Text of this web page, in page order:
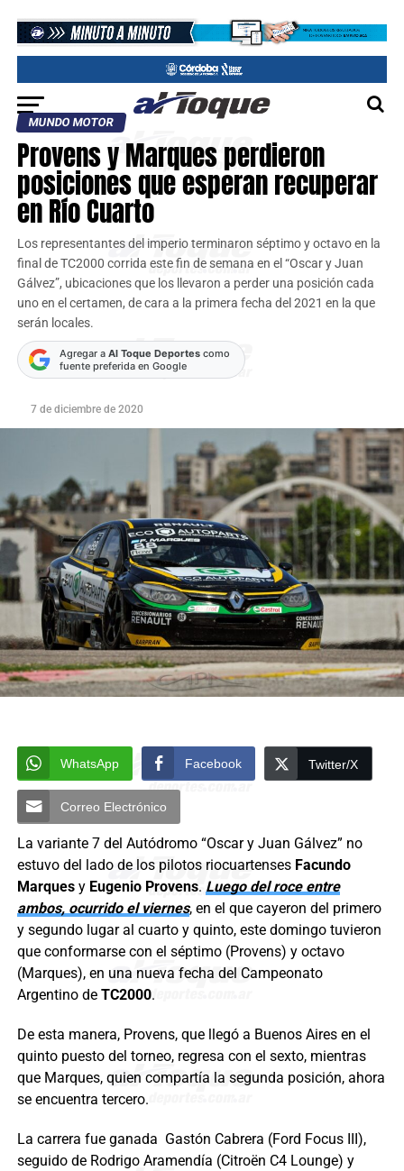
MUNDO MOTOR
Provens y Marques perdieron
posiciones que esperan recuperar
en Río Cuarto
Los representantes del imperio terminaron séptimo y octavo en la
final de TC2000 corrida este fin de semana en el “Oscar y Juan
Gálvez”, ubicaciones que los llevaron a perder una posición cada
uno en el certamen, de cara a la primera fecha del 2021 en la que
serán locales.
Agregar a Al Toque Deportescomo
fuente preferida en Google
7 de diciembre de 2020
WhatsApp Facebook Twitter/X
Correo Electrónico
La variante 7 del Autódromo “Oscar y Juan Gálvez” no
estuvo del lado de los pilotos riocuartenses Facundo
Marquesy Eugenio Provens. Luego del roce entre
ambos, ocurrido el viernes, en el que cayeron del primero
y segundo lugar al cuarto y quinto, este domingo tuvieron
que conformarse con el séptimo (Provens) y octavo
(Marques), en una nueva fecha del Campeonato
Argentino de TC2000.
De esta manera, Provens, que llegó a Buenos Aires en el
quinto puesto del torneo, regresa con el sexto, mientras
que Marques, quien compartía la segunda posición, ahora
se encuentra tercero.
La carrera fue ganada Gastón Cabrera (Ford Focus III),
seguido de Rodrigo Aramendía (Citroën C4 Lounge) y